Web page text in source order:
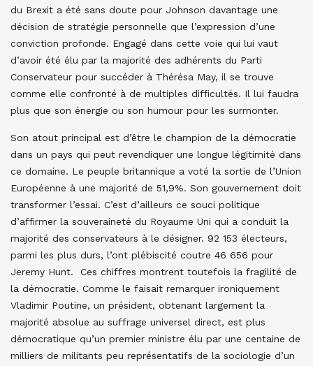
du Brexit a été sans doute pour Johnson davantage une
décision de stratégie personnelle que l’expression d’une
conviction profonde. Engagé dans cette voie qui lui vaut
d’avoir été élu par la majorité des adhérents du Parti
Conservateur pour succéder à Thérésa May, il se trouve
comme elle confronté à de multiples difficultés. Il lui faudra
plus que son énergie ou son humour pour les surmonter.
Son atout principal est d’être le champion de la démocratie
dans un pays qui peut revendiquer une longue légitimité dans
ce domaine. Le peuple britannique a voté la sortie de l’Union
Européenne à une majorité de 51,9%. Son gouvernement doit
transformer l’essai. C’est d’ailleurs ce souci politique
d’affirmer la souveraineté du Royaume Uni qui a conduit la
majorité des conservateurs à le désigner. 92 153 électeurs,
parmi les plus durs, l’ont plébiscité coutre 46 656 pour
Jeremy Hunt. Ces chiffres montrent toutefois la fragilité de
la démocratie. Comme le faisait remarquer ironiquement
Vladimir Poutine, un président, obtenant largement la
majorité absolue au suffrage universel direct, est plus
démocratique qu’un premier ministre élu par une centaine de
milliers de militants peu représentatifs de la sociologie d’un